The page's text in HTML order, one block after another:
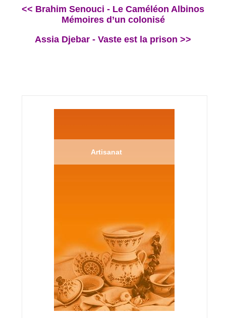
<< Brahim Senouci - Le Caméléon Albinos
Mémoires d’un colonisé
Assia Djebar - Vaste est la prison >>
Artisanat